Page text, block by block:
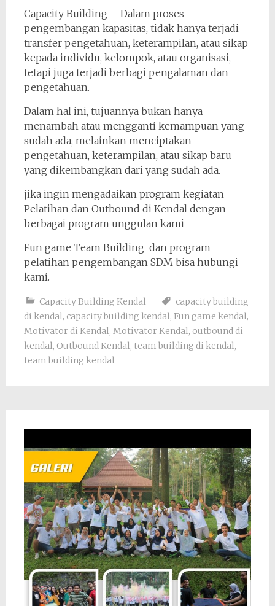
Capacity Building – Dalam proses
pengembangan kapasitas, tidak hanya terjadi
transfer pengetahuan, keterampilan, atau sikap
kepada individu, kelompok, atau organisasi,
tetapi juga terjadi berbagi pengalaman dan
pengetahuan.
Dalam hal ini, tujuannya bukan hanya
menambah atau mengganti kemampuan yang
sudah ada, melainkan menciptakan
pengetahuan, keterampilan, atau sikap baru
yang dikembangkan dari yang sudah ada.
jika ingin mengadaikan program kegiatan
Pelatihan dan Outbound di Kendal dengan
berbagai program unggulan kami
Fun game Team Building dan program
pelatihan pengembangan SDM bisa hubungi
kami.
Capacity Building Kendal
capacity building
di kendal, capacity building kendal, Fun game kendal,
Motivator di Kendal, Motivator Kendal, outbound di
kendal, Outbound Kendal, team building di kendal,
team building kendal